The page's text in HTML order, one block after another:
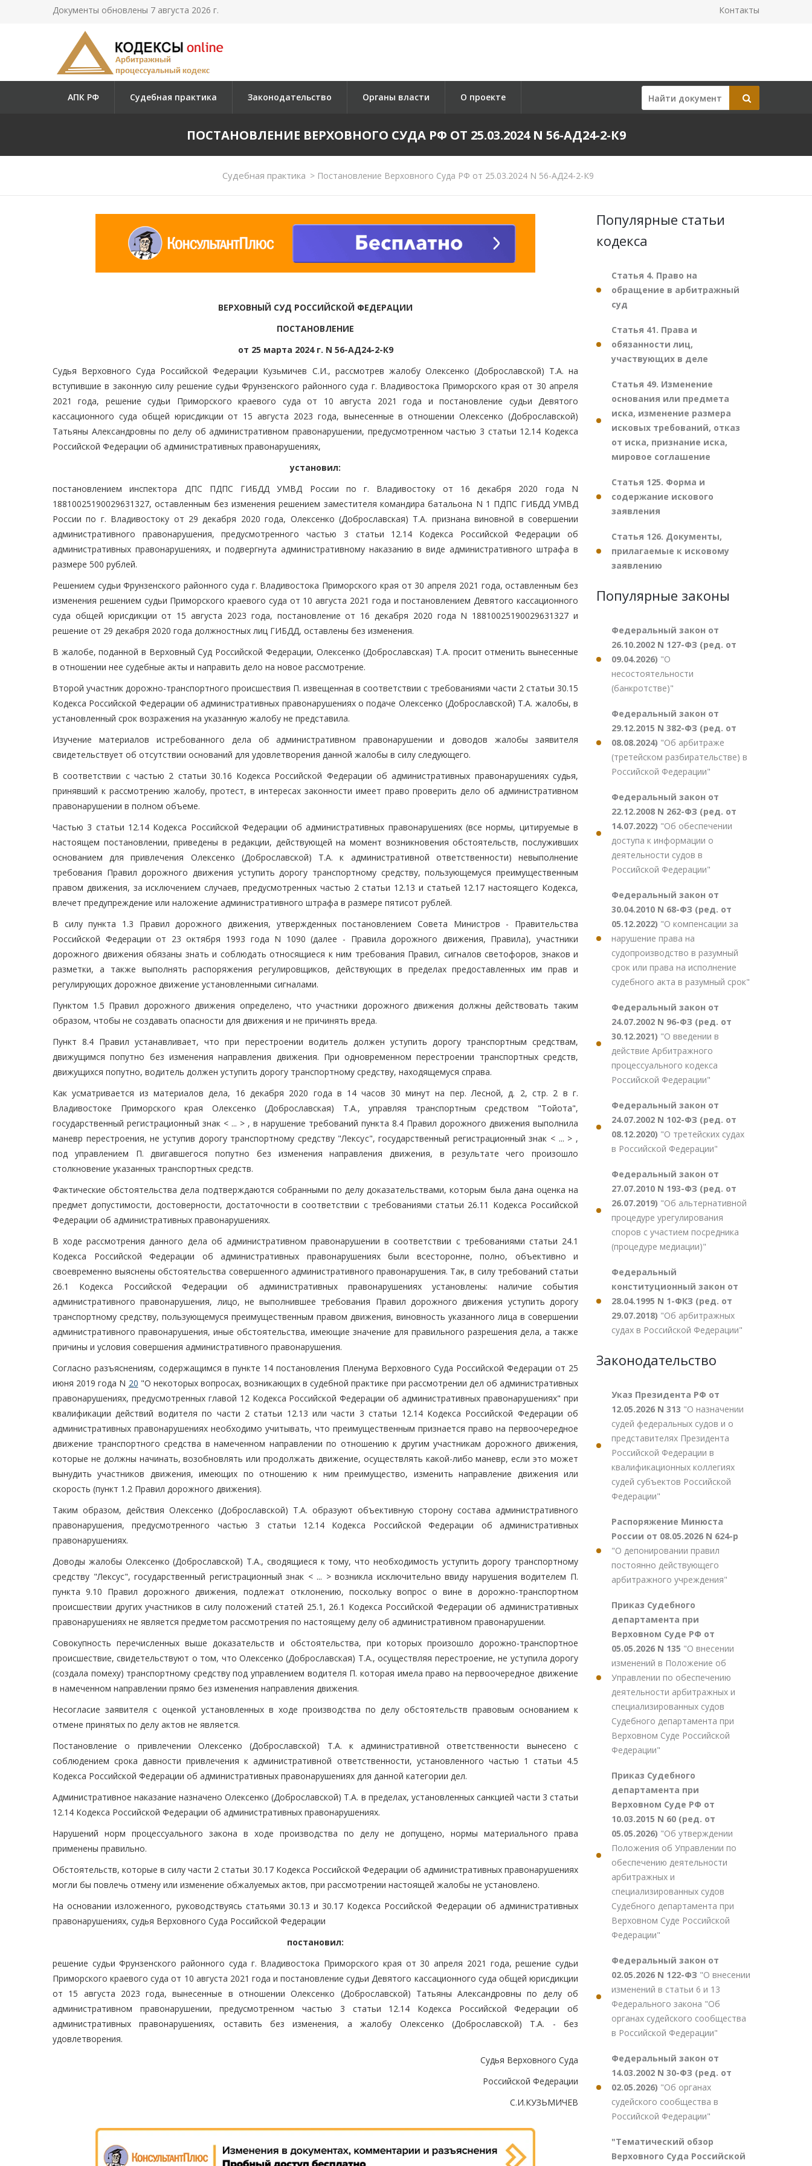
Документы обновлены 7 августа 2026 г. Контакты
АПК РФ Судебная практика Законодательство Органы власти О проекте
ПОСТАНОВЛЕНИЕ ВЕРХОВНОГО СУДА РФ ОТ 25.03.2024 N 56-АД24-2-К9
Судебная практика > Постановление Верховного Суда РФ от 25.03.2024 N 56-АД24-2-К9
ВЕРХОВНЫЙ СУД РОССИЙСКОЙ ФЕДЕРАЦИИ
ПОСТАНОВЛЕНИЕ
от 25 марта 2024 г. N 56-АД24-2-К9
Судья Верховного Суда Российской Федерации Кузьмичев С.И., рассмотрев жалобу Олексенко (Доброславской) Т.А. на
вступившие в законную силу решение судьи Фрунзенского районного суда г. Владивостока Приморского края от 30 апреля
2021 года, решение судьи Приморского краевого суда от 10 августа 2021 года и постановление судьи Девятого
кассационного суда общей юрисдикции от 15 августа 2023 года, вынесенные в отношении Олексенко (Доброславской)
Татьяны Александровны по делу об административном правонарушении, предусмотренном частью 3 статьи 12.14 Кодекса
Российской Федерации об административных правонарушениях,
установил:
постановлением инспектора ДПС ПДПС ГИБДД УМВД России по г. Владивостоку от 16 декабря 2020 года N
18810025190029631327, оставленным без изменения решением заместителя командира батальона N 1 ПДПС ГИБДД УМВД
России по г. Владивостоку от 29 декабря 2020 года, Олексенко (Доброславская) Т.А. признана виновной в совершении
административного правонарушения, предусмотренного частью 3 статьи 12.14 Кодекса Российской Федерации об
административных правонарушениях, и подвергнута административному наказанию в виде административного штрафа в
размере 500 рублей.
Решением судьи Фрунзенского районного суда г. Владивостока Приморского края от 30 апреля 2021 года, оставленным без
изменения решением судьи Приморского краевого суда от 10 августа 2021 года и постановлением Девятого кассационного
суда общей юрисдикции от 15 августа 2023 года, постановление от 16 декабря 2020 года N 18810025190029631327 и
решение от 29 декабря 2020 года должностных лиц ГИБДД, оставлены без изменения.
В жалобе, поданной в Верховный Суд Российской Федерации, Олексенко (Доброславская) Т.А. просит отменить вынесенные
в отношении нее судебные акты и направить дело на новое рассмотрение.
Второй участник дорожно-транспортного происшествия П. извещенная в соответствии с требованиями части 2 статьи 30.15
Кодекса Российской Федерации об административных правонарушениях о подаче Олексенко (Доброславской) Т.А. жалобы, в
установленный срок возражения на указанную жалобу не представила.
Изучение материалов истребованного дела об административном правонарушении и доводов жалобы заявителя
свидетельствует об отсутствии оснований для удовлетворения данной жалобы в силу следующего.
В соответствии с частью 2 статьи 30.16 Кодекса Российской Федерации об административных правонарушениях судья,
принявший к рассмотрению жалобу, протест, в интересах законности имеет право проверить дело об административном
правонарушении в полном объеме.
Частью 3 статьи 12.14 Кодекса Российской Федерации об административных правонарушениях (все нормы, цитируемые в
настоящем постановлении, приведены в редакции, действующей на момент возникновения обстоятельств, послуживших
основанием для привлечения Олексенко (Доброславской) Т.А. к административной ответственности) невыполнение
требования Правил дорожного движения уступить дорогу транспортному средству, пользующемуся преимущественным
правом движения, за исключением случаев, предусмотренных частью 2 статьи 12.13 и статьей 12.17 настоящего Кодекса,
влечет предупреждение или наложение административного штрафа в размере пятисот рублей.
В силу пункта 1.3 Правил дорожного движения, утвержденных постановлением Совета Министров - Правительства
Российской Федерации от 23 октября 1993 года N 1090 (далее - Правила дорожного движения, Правила), участники
дорожного движения обязаны знать и соблюдать относящиеся к ним требования Правил, сигналов светофоров, знаков и
разметки, а также выполнять распоряжения регулировщиков, действующих в пределах предоставленных им прав и
регулирующих дорожное движение установленными сигналами.
Пунктом 1.5 Правил дорожного движения определено, что участники дорожного движения должны действовать таким
образом, чтобы не создавать опасности для движения и не причинять вреда.
Пункт 8.4 Правил устанавливает, что при перестроении водитель должен уступить дорогу транспортным средствам,
движущимся попутно без изменения направления движения. При одновременном перестроении транспортных средств,
движущихся попутно, водитель должен уступить дорогу транспортному средству, находящемуся справа.
Как усматривается из материалов дела, 16 декабря 2020 года в 14 часов 30 минут на пер. Лесной, д. 2, стр. 2 в г.
Владивостоке Приморского края Олексенко (Доброславская) Т.А., управляя транспортным средством "Тойота",
государственный регистрационный знак < ... > , в нарушение требований пункта 8.4 Правил дорожного движения выполнила
маневр перестроения, не уступив дорогу транспортному средству "Лексус", государственный регистрационный знак < ... > ,
под управлением П. двигавшегося попутно без изменения направления движения, в результате чего произошло
столкновение указанных транспортных средств.
Фактические обстоятельства дела подтверждаются собранными по делу доказательствами, которым была дана оценка на
предмет допустимости, достоверности, достаточности в соответствии с требованиями статьи 26.11 Кодекса Российской
Федерации об административных правонарушениях.
В ходе рассмотрения данного дела об административном правонарушении в соответствии с требованиями статьи 24.1
Кодекса Российской Федерации об административных правонарушениях были всесторонне, полно, объективно и
своевременно выяснены обстоятельства совершенного административного правонарушения. Так, в силу требований статьи
26.1 Кодекса Российской Федерации об административных правонарушениях установлены: наличие события
административного правонарушения, лицо, не выполнившее требования Правил дорожного движения уступить дорогу
транспортному средству, пользующемуся преимущественным правом движения, виновность указанного лица в совершении
административного правонарушения, иные обстоятельства, имеющие значение для правильного разрешения дела, а также
причины и условия совершения административного правонарушения.
Согласно разъяснениям, содержащимся в пункте 14 постановления Пленума Верховного Суда Российской Федерации от 25
июня 2019 года N 20 "О некоторых вопросах, возникающих в судебной практике при рассмотрении дел об административных
правонарушениях, предусмотренных главой 12 Кодекса Российской Федерации об административных правонарушениях" при
квалификации действий водителя по части 2 статьи 12.13 или части 3 статьи 12.14 Кодекса Российской Федерации об
административных правонарушениях необходимо учитывать, что преимущественным признается право на первоочередное
движение транспортного средства в намеченном направлении по отношению к другим участникам дорожного движения,
которые не должны начинать, возобновлять или продолжать движение, осуществлять какой-либо маневр, если это может
вынудить участников движения, имеющих по отношению к ним преимущество, изменить направление движения или
скорость (пункт 1.2 Правил дорожного движения).
Таким образом, действия Олексенко (Доброславской) Т.А. образуют объективную сторону состава административного
правонарушения, предусмотренного частью 3 статьи 12.14 Кодекса Российской Федерации об административных
правонарушениях.
Доводы жалобы Олексенко (Доброславской) Т.А., сводящиеся к тому, что необходимость уступить дорогу транспортному
средству "Лексус", государственный регистрационный знак < ... > возникла исключительно ввиду нарушения водителем П.
пункта 9.10 Правил дорожного движения, подлежат отклонению, поскольку вопрос о вине в дорожно-транспортном
происшествии других участников в силу положений статей 25.1, 26.1 Кодекса Российской Федерации об административных
правонарушениях не является предметом рассмотрения по настоящему делу об административном правонарушении.
Совокупность перечисленных выше доказательств и обстоятельства, при которых произошло дорожно-транспортное
происшествие, свидетельствуют о том, что Олексенко (Доброславская) Т.А., осуществляя перестроение, не уступила дорогу
(создала помеху) транспортному средству под управлением водителя П. которая имела право на первоочередное движение
в намеченном направлении прямо без изменения направления движения.
Несогласие заявителя с оценкой установленных в ходе производства по делу обстоятельств правовым основанием к
отмене принятых по делу актов не является.
Постановление о привлечении Олексенко (Доброславской) Т.А. к административной ответственности вынесено с
соблюдением срока давности привлечения к административной ответственности, установленного частью 1 статьи 4.5
Кодекса Российской Федерации об административных правонарушениях для данной категории дел.
Административное наказание назначено Олексенко (Доброславской) Т.А. в пределах, установленных санкцией части 3 статьи
12.14 Кодекса Российской Федерации об административных правонарушениях.
Нарушений норм процессуального закона в ходе производства по делу не допущено, нормы материального права
применены правильно.
Обстоятельств, которые в силу части 2 статьи 30.17 Кодекса Российской Федерации об административных правонарушениях
могли бы повлечь отмену или изменение обжалуемых актов, при рассмотрении настоящей жалобы не установлено.
На основании изложенного, руководствуясь статьями 30.13 и 30.17 Кодекса Российской Федерации об административных
правонарушениях, судья Верховного Суда Российской Федерации
постановил:
решение судьи Фрунзенского районного суда г. Владивостока Приморского края от 30 апреля 2021 года, решение судьи
Приморского краевого суда от 10 августа 2021 года и постановление судьи Девятого кассационного суда общей юрисдикции
от 15 августа 2023 года, вынесенные в отношении Олексенко (Доброславской) Татьяны Александровны по делу об
административном правонарушении, предусмотренном частью 3 статьи 12.14 Кодекса Российской Федерации об
административных правонарушениях, оставить без изменения, а жалобу Олексенко (Доброславской) Т.А. - без
удовлетворения.
Судья Верховного Суда
Российской Федерации
С.И.КУЗЬМИЧЕВ
Популярные статьи
кодекса
Статья 4. Право на
обращение в арбитражный
суд
Статья 41. Права и
обязанности лиц,
участвующих в деле
Статья 49. Изменение
основания или предмета
иска, изменение размера
исковых требований, отказ
от иска, признание иска,
мировое соглашение
Статья 125. Форма и
содержание искового
заявления
Статья 126. Документы,
прилагаемые к исковому
заявлению
Популярные законы
Федеральный закон от
26.10.2002 N 127-ФЗ (ред. от
09.04.2026) "О
несостоятельности
(банкротстве)"
Федеральный закон от
29.12.2015 N 382-ФЗ (ред. от
08.08.2024) "Об арбитраже
(третейском разбирательстве) в
Российской Федерации"
Федеральный закон от
22.12.2008 N 262-ФЗ (ред. от
14.07.2022) "Об обеспечении
доступа к информации о
деятельности судов в
Российской Федерации"
Федеральный закон от
30.04.2010 N 68-ФЗ (ред. от
05.12.2022) "О компенсации за
нарушение права на
судопроизводство в разумный
срок или права на исполнение
судебного акта в разумный срок"
Федеральный закон от
24.07.2002 N 96-ФЗ (ред. от
30.12.2021) "О введении в
действие Арбитражного
процессуального кодекса
Российской Федерации"
Федеральный закон от
24.07.2002 N 102-ФЗ (ред. от
08.12.2020) "О третейских судах
в Российской Федерации"
Федеральный закон от
27.07.2010 N 193-ФЗ (ред. от
26.07.2019) "Об альтернативной
процедуре урегулирования
споров с участием посредника
(процедуре медиации)"
Федеральный
конституционный закон от
28.04.1995 N 1-ФКЗ (ред. от
29.07.2018) "Об арбитражных
судах в Российской Федерации"
Законодательство
Указ Президента РФ от
12.05.2026 N 313 "О назначении
судей федеральных судов и о
представителях Президента
Российской Федерации в
квалификационных коллегиях
судей субъектов Российской
Федерации"
Распоряжение Минюста
России от 08.05.2026 N 624-р
"О депонировании правил
постоянно действующего
арбитражного учреждения"
Приказ Судебного
департамента при
Верховном Суде РФ от
05.05.2026 N 135 "О внесении
изменений в Положение об
Управлении по обеспечению
деятельности арбитражных и
специализированных судов
Судебного департамента при
Верховном Суде Российской
Федерации"
Приказ Судебного
департамента при
Верховном Суде РФ от
10.03.2015 N 60 (ред. от
05.05.2026) "Об утверждении
Положения об Управлении по
обеспечению деятельности
арбитражных и
специализированных судов
Судебного департамента при
Верховном Суде Российской
Федерации"
Федеральный закон от
02.05.2026 N 122-ФЗ "О внесении
изменений в статьи 6 и 13
Федерального закона "Об
органах судейского сообщества
в Российской Федерации"
Федеральный закон от
14.03.2002 N 30-ФЗ (ред. от
02.05.2026) "Об органах
судейского сообщества в
Российской Федерации"
"Тематический обзор
Верховного Суда Российской